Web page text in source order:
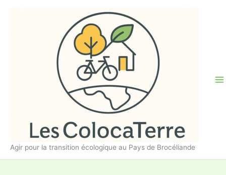
Agir pour la transition écologique au Pays de Brocéliande